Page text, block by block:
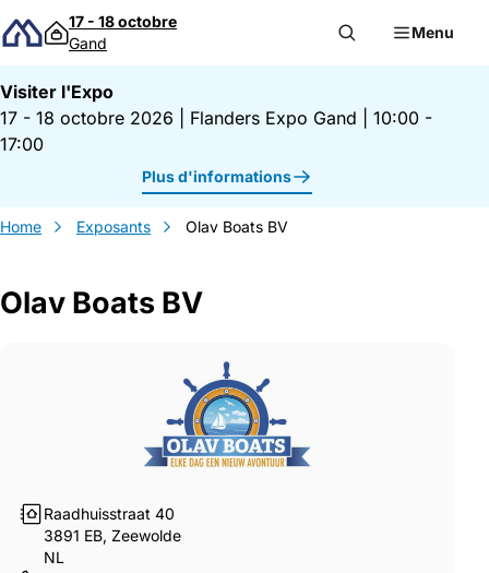
Passer au contenu
17 - 18 octobre
Gand
Menu
Visiter l'Expo
17 - 18 octobre 2026
Flanders Expo Gand
10:00 -
17:00
Plus d'informations
Home Exposants Olav Boats BV
Olav Boats BV
Raadhuisstraat 40
3891 EB, Zeewolde
NL
Gegevens Olav Boats BV